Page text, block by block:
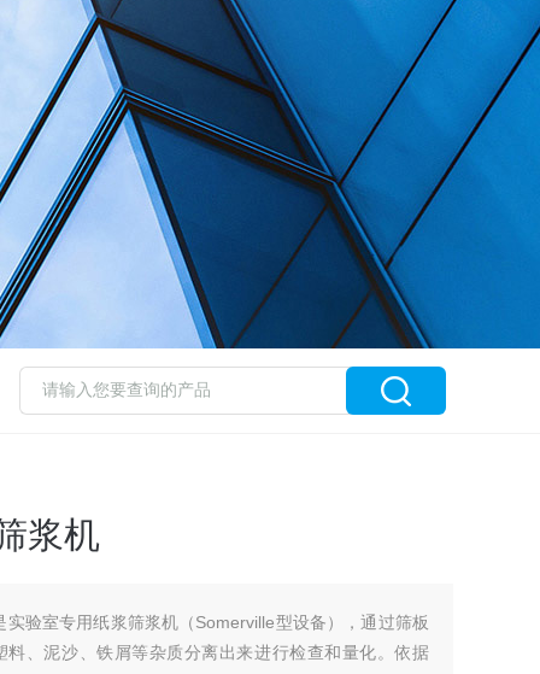
浆机
验室专用纸浆筛浆机（Somerville型设备），通过筛板
、泥沙、铁屑等杂质分离出来进行检查和量化。依据